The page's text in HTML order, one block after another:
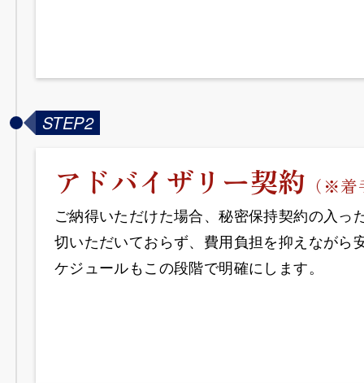
STEP2
アドバイザリー契約 （※着
ご納得いただけた場合、秘密保持契約の入
切いただいておらず、費用負担を抑えながら
ケジュールもこの段階で明確にします。